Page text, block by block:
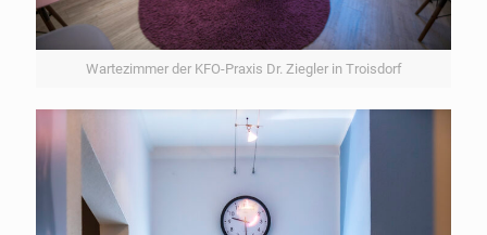
Wartezimmer der KFO-Praxis Dr. Ziegler in Troisdorf